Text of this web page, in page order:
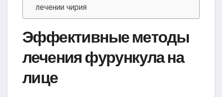
лечении чирия
Эффективные методы
лечения фурункула на
лице